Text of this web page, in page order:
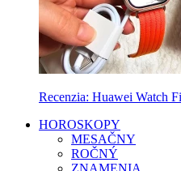
Recenzia: Huawei Watch
HOROSKOPY
MESAČNY
ROČNÝ
ZNAMENIA